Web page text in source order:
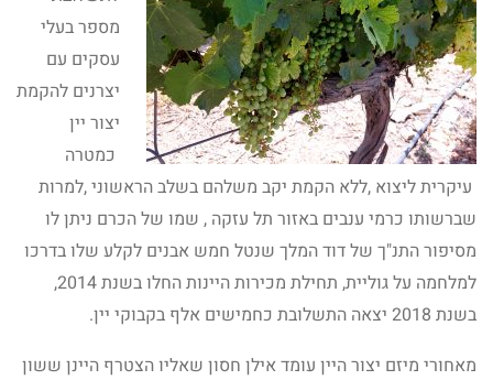
מספר בעלי
עסקים עם
יצרנים להקמת
יצור יין
כמטרה
עיקרית ליצוא ,ללא הקמת יקב משלהם בשלב הראשוני ,למרות
שברשותו כרמי ענבים באזור תל עזקה , שמו של הכרם ניתן לו
מסיפור התנ"ך של דוד המלך שנטל חמש אבנים לקלע שלו בדרכו
למלחמה על גוליית, תחילת מכירות היינות החלו בשנת 2014,
בשנת 2018 יצאה התשלובת כחמישים אלף בקבוקי יין.
מאחורי מיזם יצור היין עומד אילן חסון שאליו הצטרף היינן ששון